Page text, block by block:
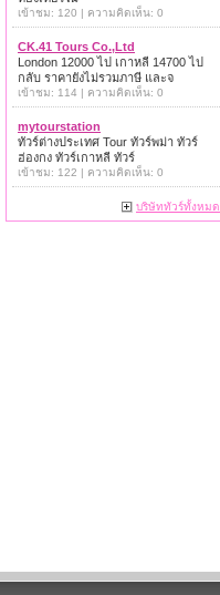
เข้าชม: 120 | ความคิดเห็น: 0
CK.41 Tours Co.,Ltd
London 12000 ไป เกาหลี 14700 ไป
กลับ ราคายังไม่รวมภาษี และจ
เข้าชม: 114 | ความคิดเห็น: 0
mytourstation
ทัวร์ต่างประเทศ Tour ทัวร์พม่า ทัวร์
ฮ่องกง ทัวร์เกาหลี ทัวร์
เข้าชม: 122 | ความคิดเห็น: 0
บริษัททัวร์ทั้งหมด